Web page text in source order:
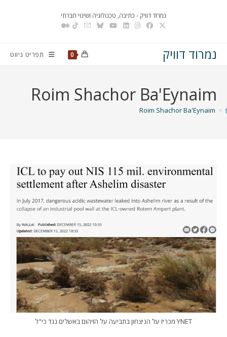
נמרוד דוויק - כתיבה, טכנולוגיה ושינוי חברתי
נמרוד דוויק 0 תפריט ניווט
Roim Shachor Ba'Eynaim
>
Roim Shachor Ba'Eynaim
YNET מכריז על הניצחון בתביעה על הזיהום באשלים נגד כי"ל